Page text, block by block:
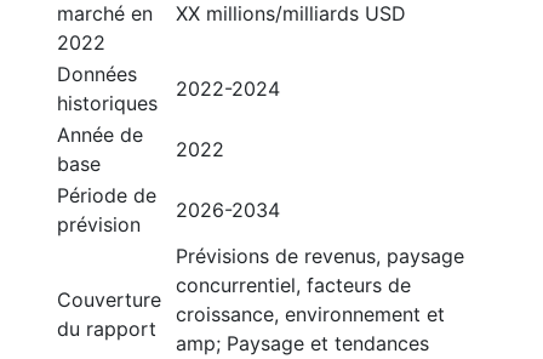
marché en
2022
XX millions/milliards USD
Données
historiques
2022-2024
Année de
base
2022
Période de
prévision
2026-2034
Couverture
du rapport
Prévisions de revenus, paysage
concurrentiel, facteurs de
croissance, environnement et
amp; Paysage et tendances